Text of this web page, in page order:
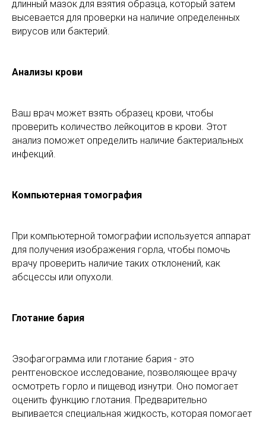
длинный мазок для взятия образца, который затем
высевается для проверки на наличие определенных
вирусов или бактерий.
Анализы крови
Ваш врач может взять образец крови, чтобы
проверить количество лейкоцитов в крови. Этот
анализ поможет определить наличие бактериальных
инфекций.
Компьютерная томография
При компьютерной томографии используется аппарат
для получения изображения горла, чтобы помочь
врачу проверить наличие таких отклонений, как
абсцессы или опухоли.
Глотание бария
Эзофагограмма или глотание бария - это
рентгеновское исследование, позволяющее врачу
осмотреть горло и пищевод изнутри. Оно помогает
оценить функцию глотания. Предварительно
выпивается специальная жидкость, которая помогает